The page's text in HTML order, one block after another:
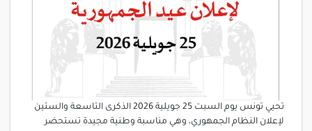
تحيي تونس يوم السبت 25 جويلية 2026 الذكرى التاسعة والستين
لإعلان النظام الجمهوري، وهي مناسبة وطنية مجيدة تستحضر